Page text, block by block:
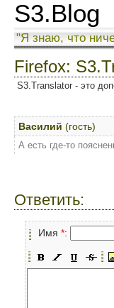
S3.Blog
"Я знаю, что
Firefox:
S3.Translator - это
Василий (гость)
А есть где-то
Ответить:
Имя *: